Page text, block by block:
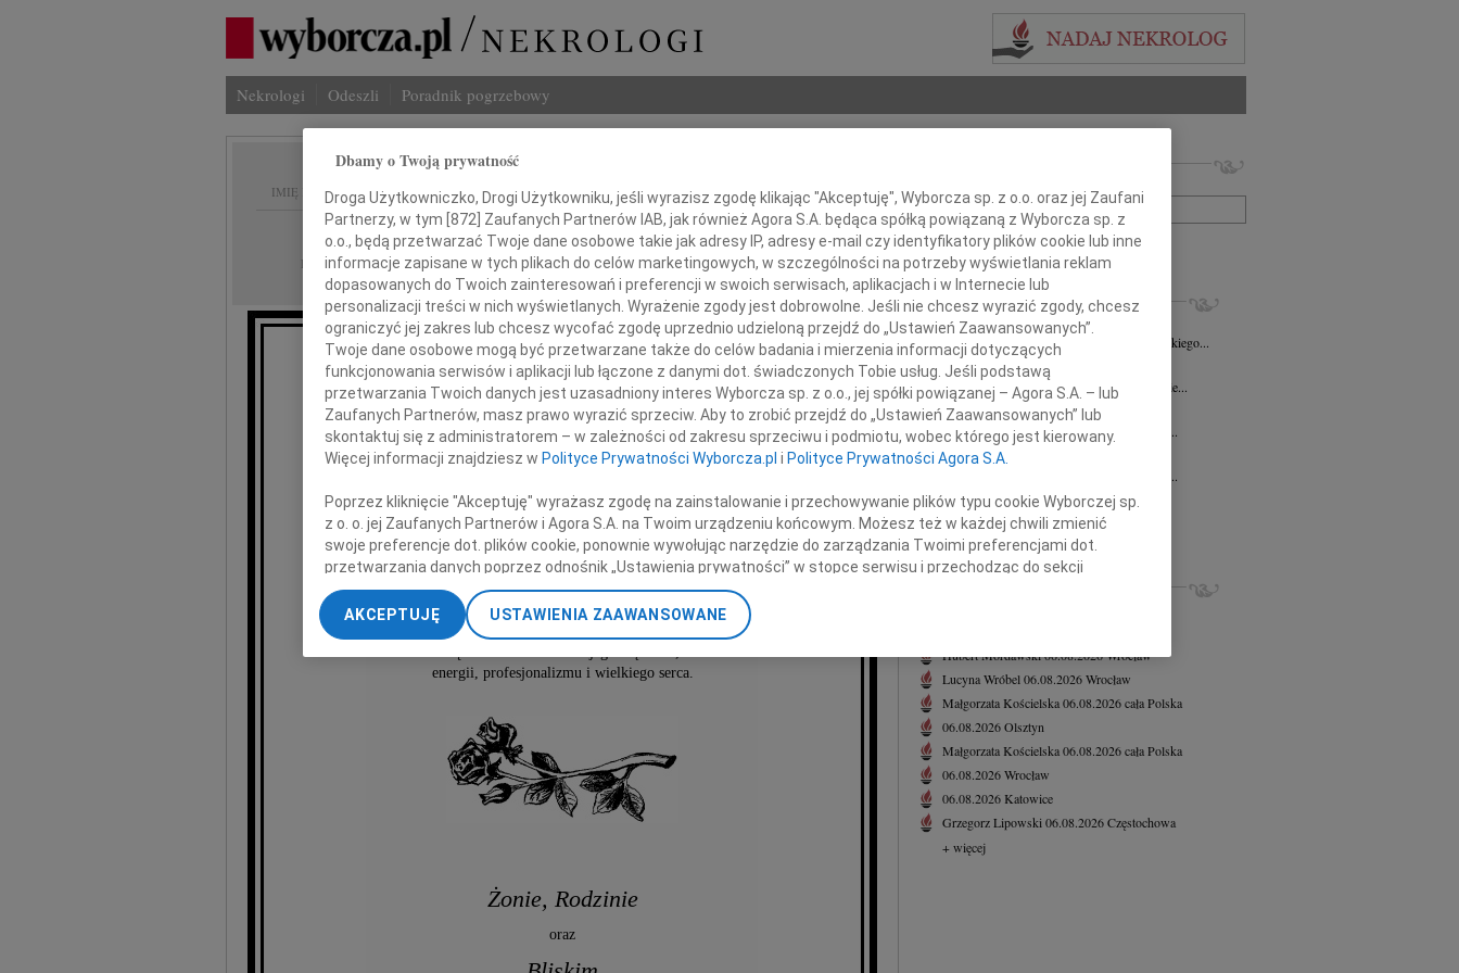
Nekrologi Odeszli Poradnik pogrzebowy
IMIĘ I NAZWISKO:
REGION: Opole
DATA EMISJI: 18.07.2017
Nie odchodzi się tak naprawdę i zupełnie,
bo mimo wszystko - pozostaje się w czyjejś pamięci i czyimś czekaniu
Z głębokim żalem i smutkiem
przyjęliśmy wiadomość o śmierci
Józefa Pękala
energii, profesjonalizmu i wielkiego serca.
Żonie, Rodzinie
oraz
+ szukanie zaawansowane
INNE NEKROLOGI
05.08.2026Opole
Pani Danucie Juszczak-Puppel wyrazy głębokiego...
23.07.2026Opole
Śmierć zawsze jest niespodziewana, nigdy nie...
Wojciech Pogorzelski 23.07.2026
Z głębokim żalem przyjęliśmy wiadomość o...
Janusz Maksym
Z głębokim żalem przyjęliśmy wiadomość o...
Ryszard Zembaczyński12.05.2026Opole
Z wielkim żalem przyjęliśmy wiadomość o...
+ więcej
NAJNOWSZE NEKROLOGI, KONDOLENCJE
Hubert Mordawski06.08.2026Wrocław
Lucyna Wróbel 06.08.2026Wrocław
Małgorzata Kościelska06.08.2026cała Polska
06.08.2026Olsztyn
Małgorzata Kościelska06.08.2026cała Polska
06.08.2026Wrocław
06.08.2026 Katowice
Grzegorz Lipowski 06.08.2026Częstochowa
+ więcej
Dbamy o Twoją prywatność
Droga Użytkowniczko, Drogi Użytkowniku, jeśli wyrazisz zgodę klikając "Akceptuję", Wyborcza sp. z o.o. oraz jej Zaufani
Partnerzy, w tym [872] Zaufanych Partnerów IAB, jak również Agora S.A. będąca spółką powiązaną z Wyborcza sp. z
o.o., będą przetwarzać Twoje dane osobowe takie jak adresy IP, adresy e-mail czy identyfikatory plików cookie lub inne
informacje zapisane w tych plikach do celów marketingowych, w szczególności na potrzeby wyświetlania reklam
dopasowanych do Twoich zainteresowań i preferencji w swoich serwisach, aplikacjach i w Internecie lub
personalizacji treści w nich wyświetlanych. Wyrażenie zgody jest dobrowolne. Jeśli nie chcesz wyrazić zgody, chcesz
ograniczyć jej zakres lub chcesz wycofać zgodę uprzednio udzieloną przejdź do „Ustawień Zaawansowanych”.
Twoje dane osobowe mogą być przetwarzane także do celów badania i mierzenia informacji dotyczących
funkcjonowania serwisów i aplikacji lub łączone z danymi dot. świadczonych Tobie usług. Jeśli podstawą
przetwarzania Twoich danych jest uzasadniony interes Wyborcza sp. z o.o., jej spółki powiązanej – Agora S.A. – lub
Zaufanych Partnerów, masz prawo wyrazić sprzeciw. Aby to zrobić przejdź do „Ustawień Zaawansowanych” lub
skontaktuj się z administratorem – w zależności od zakresu sprzeciwu i podmiotu, wobec którego jest kierowany.
Więcej informacji znajdziesz w Polityce Prywatności Wyborcza.pl i Polityce Prywatności Agora S.A.
Poprzez kliknięcie "Akceptuję" wyrażasz zgodę na zainstalowanie i przechowywanie plików typu cookie Wyborczej sp.
z o. o. jej Zaufanych Partnerów i Agora S.A. na Twoim urządzeniu końcowym. Możesz też w każdej chwili zmienić
swoje preferencje dot. plików cookie, ponownie wywołując narzędzie do zarządzania Twoimi preferencjami dot.
przetwarzania danych poprzez odnośnik „Ustawienia prywatności” w stopce serwisu i przechodząc do sekcji
„Ustawienia zaawansowane”. Zmiana ustawień plików cookie możliwa jest także za pomocą ustawień przeglądarki.
My, nasi Zaufani Partnerzy i Agora S.A. możemy przetwarzać dane osobowe w następujących celach:
dokładnych danych geolokalizacyjnych. Aktywne skanowanie charakterystyki urządzenia do celów identyfikacji.
Przechowywanie informacji na urządzeniu lub dostęp do nich. Spersonalizowane reklamy i treści, pomiar reklam i
USTAWIENIA ZAAWANSOWANE
AKCEPTUJĘ